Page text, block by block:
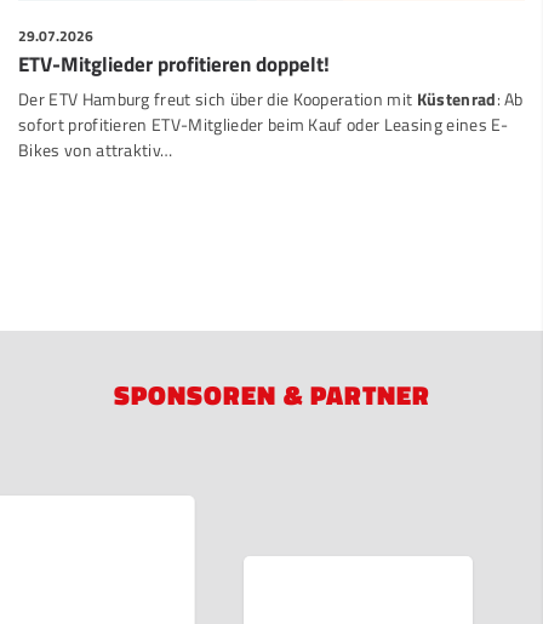
29.07.2026
ETV-Mitglieder profitieren doppelt!
Der ETV Hamburg freut sich über die Kooperation mit Küstenrad: Ab
sofort profitieren ETV-Mitglieder beim Kauf oder Leasing eines E-
Bikes von attraktiv…
SPONSOREN & PARTNER